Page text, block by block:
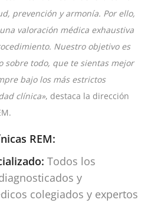
prevención y armonía. Por ello,
valoración médica exhaustiva
Nuestro objetivo es
sobre todo, que te sientas mejor
bajo los más estrictos
clínica», destaca la dirección
REM:
Todos los
y
colegiados y expertos